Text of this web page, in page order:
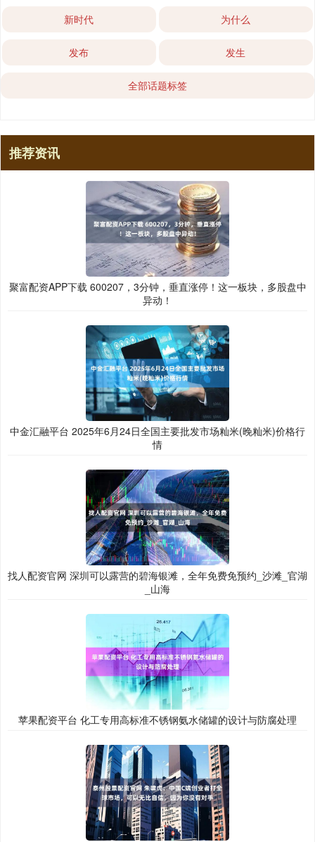
新时代 为什么
发布 发生
全部话题标签
推荐资讯
聚富配资APP下载 600207，3分钟，垂直涨停！这一板块，多股盘中
异动！
中金汇融平台 2025年6月24日全国主要批发市场籼米(晚籼米)价格行
情
找人配资官网 深圳可以露营的碧海银滩，全年免费免预约_沙滩_官湖
_山海
苹果配资平台 化工专用高标准不锈钢氨水储罐的设计与防腐处理